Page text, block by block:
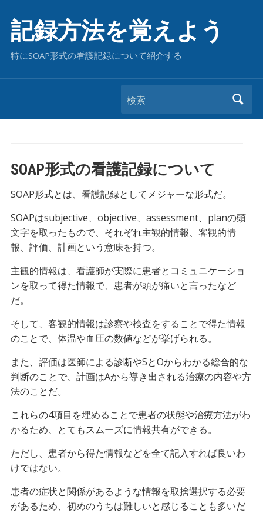
記録方法を覚えよう
特にSOAP形式の看護記録について紹介する
検索
SOAP形式の看護記録について
SOAP形式とは、看護記録としてメジャーな形式だ。
SOAPはsubjective、objective、assessment、planの頭
文字を取ったもので、それぞれ主観的情報、客観的情
報、評価、計画という意味を持つ。
主観的情報は、看護師が実際に患者とコミュニケーショ
ンを取って得た情報で、患者が頭が痛いと言ったなど
だ。
そして、客観的情報は診察や検査をすることで得た情報
のことで、体温や血圧の数値などが挙げられる。
また、評価は医師による診断やSとOからわかる総合的な
判断のことで、計画はAから導き出される治療の内容や方
法のことだ。
これらの4項目を埋めることで患者の状態や治療方法がわ
かるため、とてもスムーズに情報共有ができる。
ただし、患者から得た情報などを全て記入すれば良いわ
けではない。
患者の症状と関係があるような情報を取捨選択する必要
があるため、初めのうちは難しいと感じることも多いだ